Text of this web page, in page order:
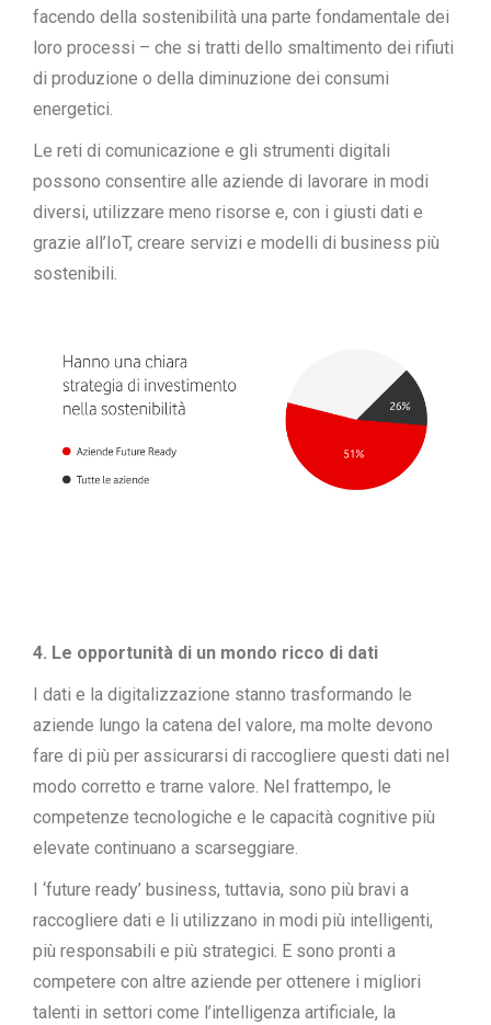
facendo della sostenibilità una parte fondamentale dei
loro processi – che si tratti dello smaltimento dei rifiuti
di produzione o della diminuzione dei consumi
energetici.
Le reti di comunicazione e gli strumenti digitali
possono consentire alle aziende di lavorare in modi
diversi, utilizzare meno risorse e, con i giusti dati e
grazie all’IoT, creare servizi e modelli di business più
sostenibili.
4. Le opportunità di un mondo ricco di dati
I dati e la digitalizzazione stanno trasformando le
aziende lungo la catena del valore, ma molte devono
fare di più per assicurarsi di raccogliere questi dati nel
modo corretto e trarne valore. Nel frattempo, le
competenze tecnologiche e le capacità cognitive più
elevate continuano a scarseggiare.
I ‘future ready’ business, tuttavia, sono più bravi a
raccogliere dati e li utilizzano in modi più intelligenti,
più responsabili e più strategici. E sono pronti a
competere con altre aziende per ottenere i migliori
talenti in settori come l’intelligenza artificiale, la